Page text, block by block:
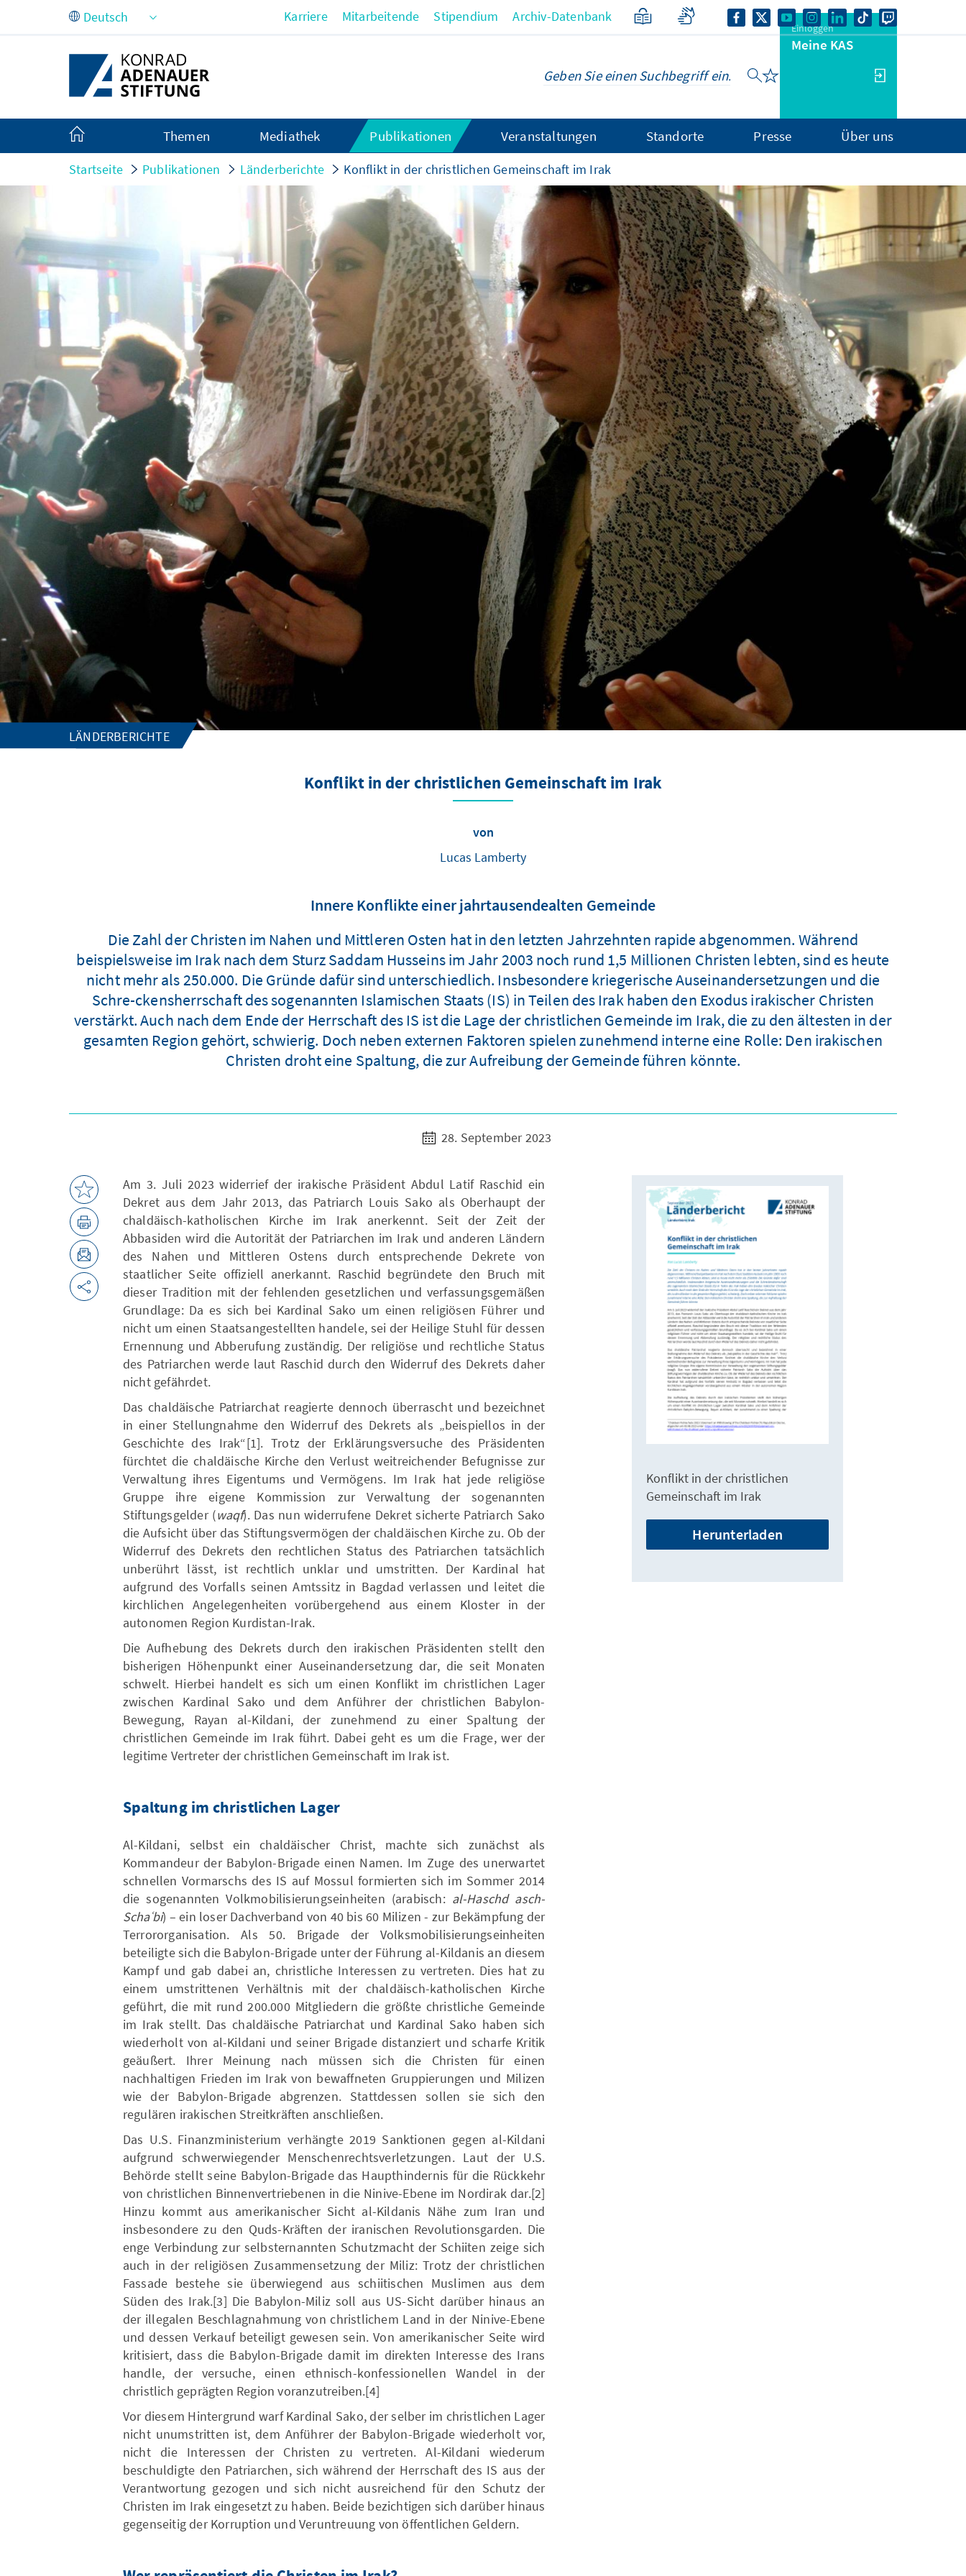
Zum Hauptinhalt springen Karriere Mitarbeitende Stipendium Archiv-Datenbank
Einloggen
Meine KAS
Themen Mediathek Publikationen Veranstaltungen Standorte Presse Über uns
Startseite Publikationen Länderberichte Konflikt in der christlichen Gemeinschaft im Irak
LÄNDERBERICHTE
Konflikt in der christlichen Gemeinschaft im Irak
von
Lucas Lamberty
Innere Konflikte einer jahrtausendealten Gemeinde
Die Zahl der Christen im Nahen und Mittleren Osten hat in den letzten Jahrzehnten rapide abgenommen. Während
beispielsweise im Irak nach dem Sturz Saddam Husseins im Jahr 2003 noch rund 1,5 Millionen Christen lebten, sind es heute
nicht mehr als 250.000. Die Gründe dafür sind unterschiedlich. Insbesondere kriegerische Auseinandersetzungen und die
Schre-ckensherrschaft des sogenannten Islamischen Staats (IS) in Teilen des Irak haben den Exodus irakischer Christen
verstärkt. Auch nach dem Ende der Herrschaft des IS ist die Lage der christlichen Gemeinde im Irak, die zu den ältesten in der
gesamten Region gehört, schwierig. Doch neben externen Faktoren spielen zunehmend interne eine Rolle: Den irakischen
Christen droht eine Spaltung, die zur Aufreibung der Gemeinde führen könnte.
28. September 2023
Am 3. Juli 2023 widerrief der irakische Präsident Abdul Latif Raschid ein
Dekret aus dem Jahr 2013, das Patriarch Louis Sako als Oberhaupt der
chaldäisch-katholischen Kirche im Irak anerkennt. Seit der Zeit der
Abbasiden wird die Autorität der Patriarchen im Irak und anderen Ländern
des Nahen und Mittleren Ostens durch entsprechende Dekrete von
staatlicher Seite offiziell anerkannt. Raschid begründete den Bruch mit
dieser Tradition mit der fehlenden gesetzlichen und verfassungsgemäßen
Grundlage: Da es sich bei Kardinal Sako um einen religiösen Führer und
nicht um einen Staatsangestellten handele, sei der Heilige Stuhl für dessen
Ernennung und Abberufung zuständig. Der religiöse und rechtliche Status
des Patriarchen werde laut Raschid durch den Widerruf des Dekrets daher
nicht gefährdet.
Das chaldäische Patriarchat reagierte dennoch überrascht und bezeichnet
in einer Stellungnahme den Widerruf des Dekrets als „beispiellos in der
Geschichte des Irak“[1]. Trotz der Erklärungsversuche des Präsidenten
fürchtet die chaldäische Kirche den Verlust weitreichender Befugnisse zur
Verwaltung ihres Eigentums und Vermögens. Im Irak hat jede religiöse
Gruppe ihre eigene Kommission zur Verwaltung der sogenannten
Stiftungsgelder (waqf). Das nun widerrufene Dekret sicherte Patriarch Sako
die Aufsicht über das Stiftungsvermögen der chaldäischen Kirche zu. Ob der
Widerruf des Dekrets den rechtlichen Status des Patriarchen tatsächlich
unberührt lässt, ist rechtlich unklar und umstritten. Der Kardinal hat
aufgrund des Vorfalls seinen Amtssitz in Bagdad verlassen und leitet die
kirchlichen Angelegenheiten vorübergehend aus einem Kloster in der
autonomen Region Kurdistan-Irak.
Die Aufhebung des Dekrets durch den irakischen Präsidenten stellt den
bisherigen Höhenpunkt einer Auseinandersetzung dar, die seit Monaten
schwelt. Hierbei handelt es sich um einen Konflikt im christlichen Lager
zwischen Kardinal Sako und dem Anführer der christlichen Babylon-
Bewegung, Rayan al-Kildani, der zunehmend zu einer Spaltung der
christlichen Gemeinde im Irak führt. Dabei geht es um die Frage, wer der
legitime Vertreter der christlichen Gemeinschaft im Irak ist.
Spaltung im christlichen Lager
Al-Kildani, selbst ein chaldäischer Christ, machte sich zunächst als
Kommandeur der Babylon-Brigade einen Namen. Im Zuge des unerwartet
schnellen Vormarschs des IS auf Mossul formierten sich im Sommer 2014
die sogenannten Volkmobilisierungseinheiten (arabisch: al-Haschd asch-
Schaʿbi) – ein loser Dachverband von 40 bis 60 Milizen - zur Bekämpfung der
Terrororganisation. Als 50. Brigade der Volksmobilisierungseinheiten
beteiligte sich die Babylon-Brigade unter der Führung al-Kildanis an diesem
Kampf und gab dabei an, christliche Interessen zu vertreten. Dies hat zu
einem umstrittenen Verhältnis mit der chaldäisch-katholischen Kirche
geführt, die mit rund 200.000 Mitgliedern die größte christliche Gemeinde
im Irak stellt. Das chaldäische Patriarchat und Kardinal Sako haben sich
wiederholt von al-Kildani und seiner Brigade distanziert und scharfe Kritik
geäußert. Ihrer Meinung nach müssen sich die Christen für einen
nachhaltigen Frieden im Irak von bewaffneten Gruppierungen und Milizen
wie der Babylon-Brigade abgrenzen. Stattdessen sollen sie sich den
regulären irakischen Streitkräften anschließen.
Das U.S. Finanzministerium verhängte 2019 Sanktionen gegen al-Kildani
aufgrund schwerwiegender Menschenrechtsverletzungen. Laut der U.S.
Behörde stellt seine Babylon-Brigade das Haupthindernis für die Rückkehr
von christlichen Binnenvertriebenen in die Ninive-Ebene im Nordirak dar.[2]
Hinzu kommt aus amerikanischer Sicht al-Kildanis Nähe zum Iran und
insbesondere zu den Quds-Kräften der iranischen Revolutionsgarden. Die
enge Verbindung zur selbsternannten Schutzmacht der Schiiten zeige sich
auch in der religiösen Zusammensetzung der Miliz: Trotz der christlichen
Fassade bestehe sie überwiegend aus schiitischen Muslimen aus dem
Süden des Irak.[3] Die Babylon-Miliz soll aus US-Sicht darüber hinaus an
der illegalen Beschlagnahmung von christlichem Land in der Ninive-Ebene
und dessen Verkauf beteiligt gewesen sein. Von amerikanischer Seite wird
kritisiert, dass die Babylon-Brigade damit im direkten Interesse des Irans
handle, der versuche, einen ethnisch-konfessionellen Wandel in der
christlich geprägten Region voranzutreiben.[4]
Vor diesem Hintergrund warf Kardinal Sako, der selber im christlichen Lager
nicht unumstritten ist, dem Anführer der Babylon-Brigade wiederholt vor,
nicht die Interessen der Christen zu vertreten. Al-Kildani wiederum
beschuldigte den Patriarchen, sich während der Herrschaft des IS aus der
Verantwortung gezogen und sich nicht ausreichend für den Schutz der
Christen im Irak eingesetzt zu haben. Beide bezichtigen sich darüber hinaus
gegenseitig der Korruption und Veruntreuung von öffentlichen Geldern.
Konflikt in der christlichen
Gemeinschaft im Irak
Herunterladen